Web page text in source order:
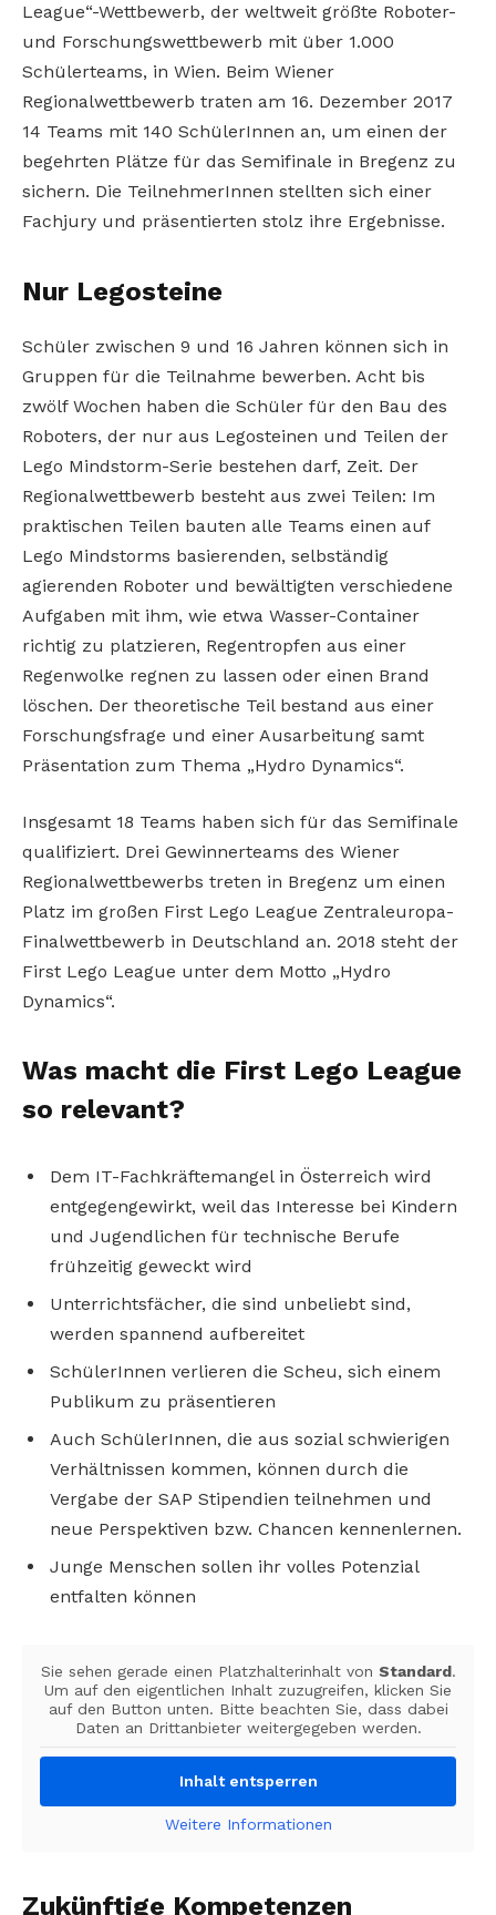
League“-Wettbewerb, der weltweit größte Roboter-
und Forschungswettbewerb mit über 1.000
Schülerteams, in Wien. Beim Wiener
Regionalwettbewerb traten am 16. Dezember 2017
14 Teams mit 140 SchülerInnen an, um einen der
begehrten Plätze für das Semifinale in Bregenz zu
sichern. Die TeilnehmerInnen stellten sich einer
Fachjury und präsentierten stolz ihre Ergebnisse.
Nur Legosteine
Schüler zwischen 9 und 16 Jahren können sich in
Gruppen für die Teilnahme bewerben. Acht bis
zwölf Wochen haben die Schüler für den Bau des
Roboters, der nur aus Legosteinen und Teilen der
Lego Mindstorm-Serie bestehen darf, Zeit. Der
Regionalwettbewerb besteht aus zwei Teilen: Im
praktischen Teilen bauten alle Teams einen auf
Lego Mindstorms basierenden, selbständig
agierenden Roboter und bewältigten verschiedene
Aufgaben mit ihm, wie etwa Wasser-Container
richtig zu platzieren, Regentropfen aus einer
Regenwolke regnen zu lassen oder einen Brand
löschen. Der theoretische Teil bestand aus einer
Forschungsfrage und einer Ausarbeitung samt
Präsentation zum Thema „Hydro Dynamics“.
Insgesamt 18 Teams haben sich für das Semifinale
qualifiziert. Drei Gewinnerteams des Wiener
Regionalwettbewerbs treten in Bregenz um einen
Platz im großen First Lego League Zentraleuropa-
Finalwettbewerb in Deutschland an. 2018 steht der
First Lego League unter dem Motto „Hydro
Dynamics“.
Was macht die First Lego League
so relevant?
Dem IT-Fachkräftemangel in Österreich wird
entgegengewirkt, weil das Interesse bei Kindern
und Jugendlichen für technische Berufe
frühzeitig geweckt wird
Unterrichtsfächer, die sind unbeliebt sind,
werden spannend aufbereitet
SchülerInnen verlieren die Scheu, sich einem
Publikum zu präsentieren
Auch SchülerInnen, die aus sozial schwierigen
Verhältnissen kommen, können durch die
Vergabe der SAP Stipendien teilnehmen und
neue Perspektiven bzw. Chancen kennenlernen.
Junge Menschen sollen ihr volles Potenzial
entfalten können
Sie sehen gerade einen Platzhalterinhalt von Standard.
Um auf den eigentlichen Inhalt zuzugreifen, klicken Sie
auf den Button unten. Bitte beachten Sie, dass dabei
Daten an Drittanbieter weitergegeben werden.
Inhalt entsperren
Weitere Informationen
Zukünftige Kompetenzen